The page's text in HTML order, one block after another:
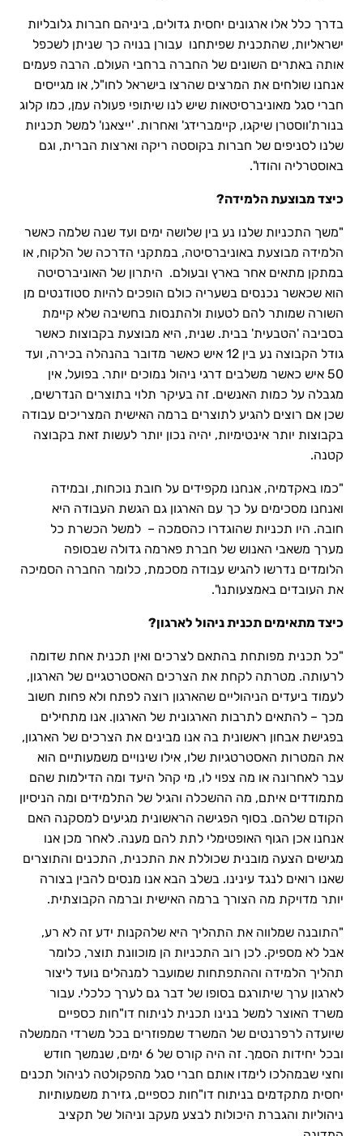
בדרך כלל אלו ארגונים יחסית גדולים, ביניהם חברות גלובליות
ישראליות, שהתכנית שפיתחנו עבורן בנויה כך שניתן לשכפל
אותה באתרים השונים של החברה ברחבי העולם. הרבה פעמים
אנחנו שולחים את המרצים שהרצו בישראל לחו"ל, או מגייסים
חברי סגל מאוניברסיטאות שיש לנו שיתופי פעולה עמן, כמו קלוג
בנורת'ווסטרן שיקגו, קיימברידג' ואחרות. 'ייצאנו' למשל תכניות
שלנו לסניפים של חברות בקוסטה ריקה וארצות הברית, וגם
באוסטרליה והודו".
כיצד מבוצעת הלמידה?
"משך התכניות שלנו נע בין שלושה ימים ועד שנה שלמה כאשר
הלמידה מבוצעת באוניברסיטה, במתקני הדרכה של הלקוח, או
במתקן מתאים אחר בארץ ובעולם. היתרון של האוניברסיטה
הוא שכאשר נכנסים בשעריה כולם הופכים להיות סטודנטים מן
השורה שמותר להם לטעות ולהתנסות בחשיבה שלא קיימת
בסביבה 'הטבעית' בבית. שנית, היא מבוצעת בקבוצות כאשר
גודל הקבוצה נע בין 12 איש כאשר מדובר בהנהלה בכירה, ועד
50 איש כאשר משלבים דרגי ניהול נמוכים יותר. בפועל, אין
מגבלה על כמות האנשים. זה בעיקר תלוי בתוצרים הנדרשים,
שכן אם רוצים להגיע לתוצרים ברמה האישית המצריכים עבודה
בקבוצות יותר אינטימיות, יהיה נכון יותר לעשות זאת בקבוצה
קטנה.
"כמו באקדמיה, אנחנו מקפידים על חובת נוכחות, ובמידה
ואנחנו מסכימים על כך עם הארגון גם הגשת העבודה היא
חובה. היו תכניות שהוגדרו כהסמכה – למשל הכשרת כל
מערך משאבי האנוש של חברת פארמה גדולה שבסופה
הלומדים נדרשו להגיש עבודה מסכמת, כלומר החברה הסמיכה
את העובדים באמצעותנו".
כיצד מתאימים תכנית ניהול לארגון?
"כל תכנית מפותחת בהתאם לצרכים ואין תכנית אחת שדומה
לרעותה. מטרתה לקחת את הצרכים האסטרטגיים של הארגון,
לעמוד ביעדים הניהוליים שהארגון רוצה לפתח ולא פחות חשוב
מכך – להתאים לתרבות הארגונית של הארגון. אנו מתחילים
בפגישת אבחון ראשונית בה אנו מבינים את הצרכים של הארגון,
את המטרות האסטרטגיות שלו, אילו שינויים משמעותיים הוא
עבר לאחרונה או מה צפוי לו, מי קהל היעד ומה הדילמות שהם
מתמודדים איתם, מה ההשכלה והגיל של התלמידים ומה הניסיון
הקודם שלהם. בסוף הפגישה הראשונית מגיעים למסקנה האם
אנחנו אכן הגוף האופטימלי לתת להם מענה. לאחר מכן אנו
מגישים הצעה מובנית שכוללת את התכנית, התכנים והתוצרים
שאנו רואים לנגד עינינו. בשלב הבא אנו מנסים להבין בצורה
יותר מדויקת מה הצורך ברמה האישית וברמה הקבוצתית.
"התובנה שמלווה את התהליך היא שלהקנות ידע זה לא רע,
אבל לא מספיק. לכן רוב התכניות הן מוכוונת תוצר, כלומר
תהליך הלמידה וההתפתחות שמועבר למנהלים נועד ליצור
לארגון ערך שיתורגם בסופו של דבר גם לערך כלכלי. עבור
משרד האוצר למשל בנינו תכנית לניתוח דו"חות כספיים
שיועדה לרפרנטים של המשרד שמפוזרים בכל משרדי הממשלה
ובכל יחידות הסמך. זה היה קורס של 6 ימים, שנמשך חודש
וחצי שבמהלכו לימדו אותם חברי סגל מהפקולטה לניהול תכנים
יחסית מתקדמים בניתוח דו"חות כספיים, גזירת משמעותיות
ניהוליות והגברת היכולות לבצע מעקב וניהול של תקציב